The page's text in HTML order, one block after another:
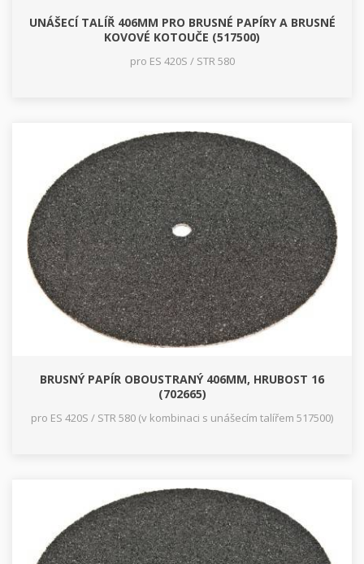
UNÁŠECÍ TALÍŘ 406MM PRO BRUSNÉ PAPÍRY A BRUSNÉ
KOVOVÉ KOTOUČE (517500)
pro ES 420S / STR 580
BRUSNÝ PAPÍR OBOUSTRANÝ 406MM, HRUBOST 16
(702665)
pro ES 420S / STR 580 (v kombinaci s unášecím talířem 517500)